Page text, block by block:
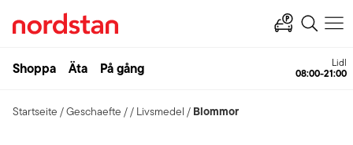
Shoppa Äta På gång Lidl
08:00-21:00
Startseite /Geschaefte // Livsmedel / Blommor